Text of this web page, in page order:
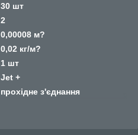
30 шт
2
0,00008 м?
0,02 кг/м?
1 шт
Jet +
прохідне з'єднання